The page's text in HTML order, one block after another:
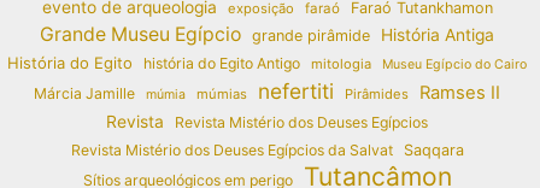
evento de arqueologia exposição faraó Faraó Tutankhamon
Grande Museu Egípcio grande pirâmide
História Antiga
História do Egito
história do Egito Antigo mitologia Museu Egípcio do Cairo
Márcia Jamille múmia múmias nefertiti Pirâmides Ramses II
Revista
Revista Mistério dos Deuses Egípcios
Revista Mistério dos Deuses Egípcios da Salvat
Saqqara
Sítios arqueológicos em perigo
Tutancâmon